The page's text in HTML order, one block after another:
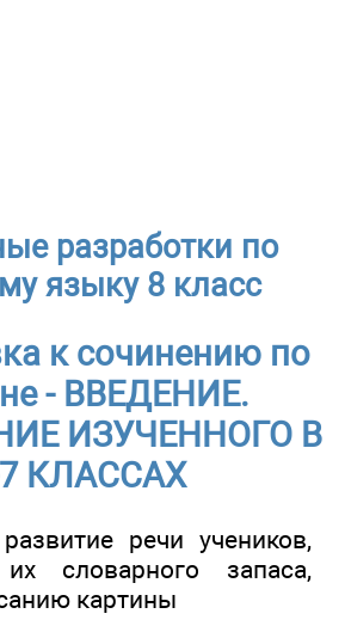
разработки по
языку 8 класс
к сочинению по
- ВВЕДЕНИЕ.
ИЗУЧЕННОГО В
КЛАССАХ
речи учеников,
словарного запаса,
картины